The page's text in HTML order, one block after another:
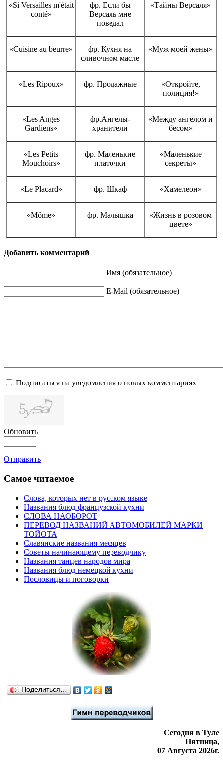
«Si Versailles m'était
conté»
фр. Если бы
Версаль мне
поведал
«Тайны Версаля»
«Cuisine au beurre»
фр. Кухня на
сливочном масле
«Муж моей жены»
«Les Ripoux» фр. Продажные
«Откройте,
полиция!»
«Les Anges
Gardiens»
фр.Ангелы-
хранители
«Между ангелом и
бесом»
«Les Petits
Mouchoirs»
фр. Маленькие
платочки
«Маленькие
секреты»
«Le Placard» фр. Шкаф «Хамелеон»
«Môme» фр. Малышка
«Жизнь в розовом
цвете»
Добавить комментарий
Имя (обязательное)
E-Mail (обязательное)
Подписаться на уведомления о новых комментариях
Обновить
Отправить
Самое читаемое
Слова, которых нет в русском языке
Названия блюд французской кухни
СЛОВА НАОБОРОТ
ПЕРЕВОД НАЗВАНИЙ АВТОМОБИЛЕЙ МАРКИ
ТОЙОТА
Славянские названия месяцев
Советы начинающему переводчику
Названия танцев народов мира
Названия блюд немецкой кухни
Пословицы и поговорки
Поделиться…
Сегодня в Туле
Пятница,
07 Августа 2026г.